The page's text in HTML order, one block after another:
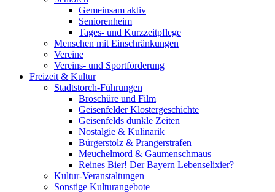
Gemeinsam aktiv
Seniorenheim
Tages- und Kurzzeitpflege
Menschen mit Einschränkungen
Vereine
Vereins- und Sportförderung
Freizeit & Kultur
Stadtstorch-Führungen
Broschüre und Film
Geisenfelder Klostergeschichte
Geisenfelds dunkle Zeiten
Nostalgie & Kulinarik
Bürgerstolz & Prangerstrafen
Meuchelmord & Gaumenschmaus
Reines Bier! Der Bayern Lebenselixier?
Kultur-Veranstaltungen
Sonstige Kulturangebote